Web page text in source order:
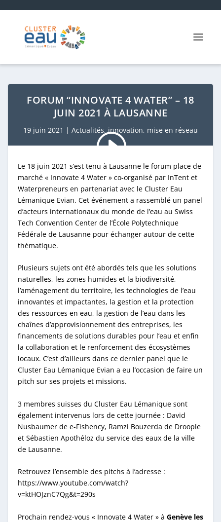
FORUM “INNOVATE 4 WATER” – 18
JUIN 2021 À LAUSANNE
19 juin 2021 | Actualités,innovation, mise en réseau
Le 18 juin 2021 s’est tenu à Lausanne le forum place de
marché « Innovate 4 Water » co-organisé par InTent et
Waterpreneurs en partenariat avec le Cluster Eau
Lémanique Evian. Cet événement a rassemblé un panel
d’acteurs internationaux du monde de l’eau au Swiss
Tech Convention Center de l’École Polytechnique
Fédérale de Lausanne pour échanger autour de cette
thématique.
Plusieurs sujets ont été abordés tels que les solutions
naturelles, les zones humides et la biodiversité,
l’aménagement du territoire, les technologies de l’eau
innovantes et impactantes, la gestion et la protection
des ressources en eau, la gestion de l’eau dans les
chaînes d’approvisionnement des entreprises, les
financements de solutions durables pour l’eau et enfin
la collaboration et le renforcement des écosystèmes
locaux. C’est d’ailleurs dans ce dernier panel que le
Cluster Eau Lémanique Evian a eu l’occasion de faire un
pitch sur ses projets et missions.
3 membres suisses du Cluster Eau Lémanique sont
également intervenus lors de cette journée : David
Nusbaumer de e-Fishency, Ramzi Bouzerda de Droople
et Sébastien Apothéloz du service des eaux de la ville
de Lausanne.
Retrouvez l’ensemble des pitchs à l’adresse :
https://www.youtube.com/watch?
v=ktHOJznC7Qg&t=290s
Prochain rendez-vous « Innovate 4 Water » à Genève les